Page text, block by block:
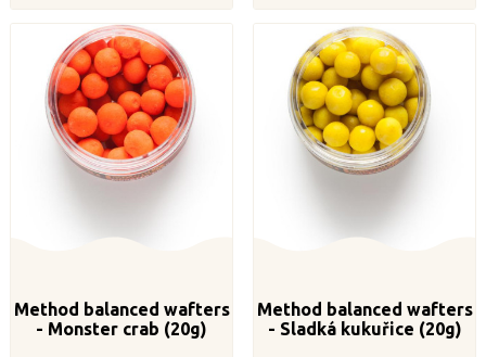
Method balanced wafters
- Monster crab (20g)
Method balanced wafters
- Sladká kukuřice (20g)